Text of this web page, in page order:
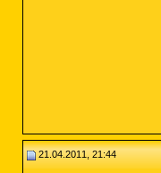
21.04.2011, 21:44